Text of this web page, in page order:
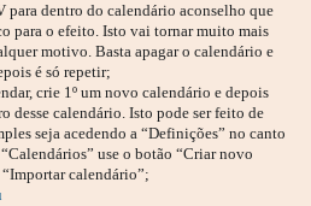
para dentro do calendário aconselho que
para o efeito. Isto vai tornar muito mais
motivo. Basta apagar o calendário e
é só repetir;
crie 1º um novo calendário e depois
desse calendário. Isto pode ser feito de
seja acedendo a “Definições” no canto
use o botão “Criar novo
calendário”;